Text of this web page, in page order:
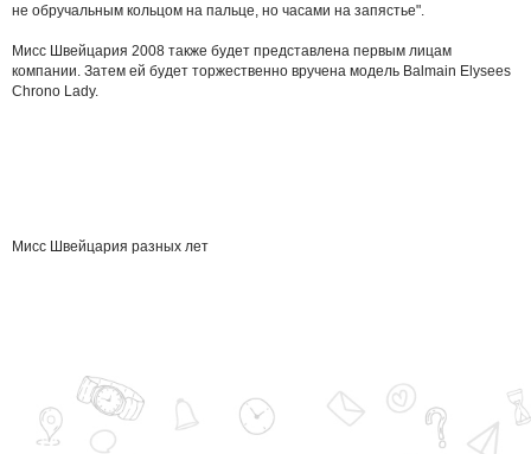
не обручальным кольцом на пальце, но часами на запястье".
Мисс Швейцария 2008 также будет представлена первым лицам
компании. Затем ей будет торжественно вручена модель Balmain Elysees
Chrono Lady.
Мисс Швейцария разных лет